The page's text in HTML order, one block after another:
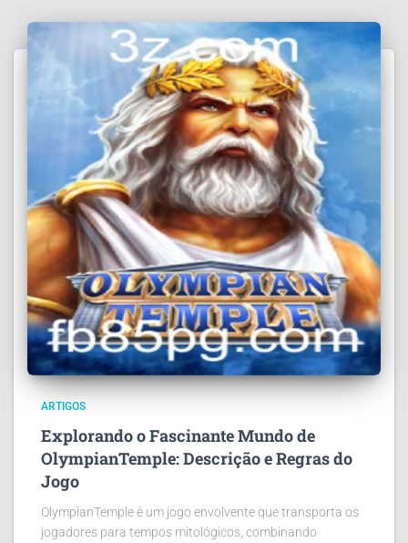
ARTIGOS
Explorando o Fascinante Mundo de
OlympianTemple: Descrição e Regras do
Jogo
OlympianTemple é um jogo envolvente que transporta os
jogadores para tempos mitológicos, combinando